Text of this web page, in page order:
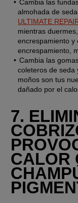
Cambia las
almohada de
ULTIMATE
mientras
encrespamiento y
encrespamiento,
Cambia las
coleteros de seda
moños son tus
dañado por el
7.
CALOR